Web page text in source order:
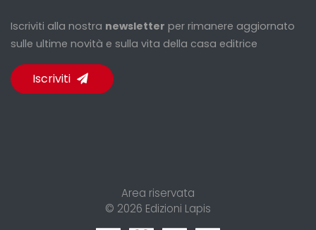
Iscriviti alla nostra newsletter per rimanere aggiornato
sulle ultime novità e sulla vita della casa editrice
Iscriviti
Area riservata
© 2026 Edizioni Lapis